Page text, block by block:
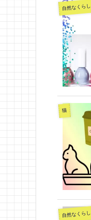
自然なくらし
猫
自然なくらし